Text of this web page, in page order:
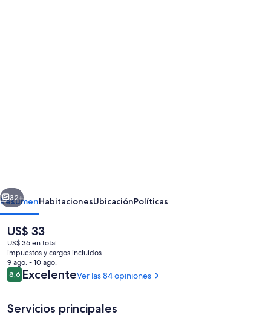
Siguiente
32+
ResumenHabitacionesUbicaciónPolíticas
El
precio
actual
es
de
US$ 33
US$ 33
US$ 36 en total
impuestos y cargos incluidos
9 ago. - 10 ago.
Opiniones
8,68,6 de 10
ExcelenteVer las 84 opiniones
Servicios principales